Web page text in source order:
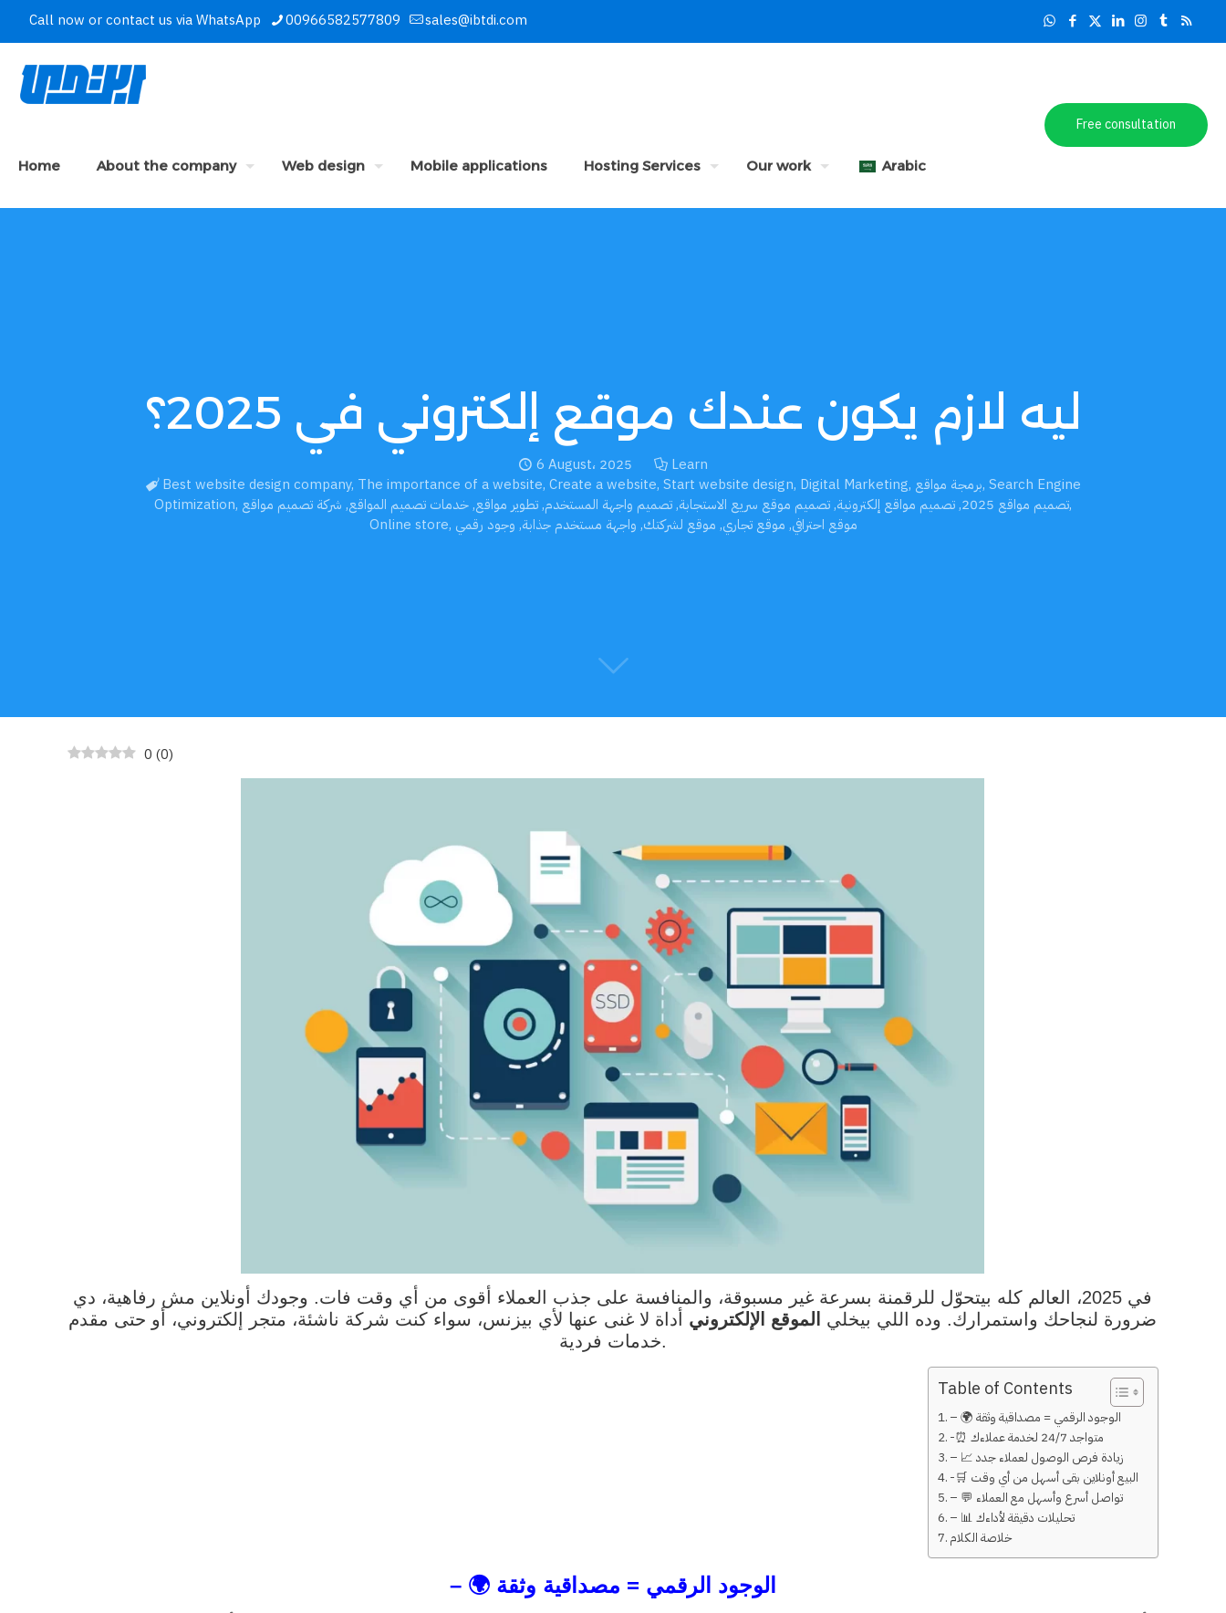
Call now or contact us via WhatsApp 00966582577809 sales@ibtdi.com
Home About the company Web design Mobile applications Hosting Services Our work Arabic
Free consultation
ليه لازم يكون عندك موقع إلكتروني في 2025؟
6 August، 2025
Learn
Best website design company, The importance of a website, Create a website, Start website design, Digital Marketing, برمجة مواقع, Search Engine
Optimization, تصميم مواقع 2025 , تصميم مواقع إلكترونية, تصميم موقع سريع الاستجابة, تصميم واجهة المستخدم, تطوير مواقع, خدمات تصميم المواقع, شركة تصميم مواقع
,
Online store, موقع احترافي, موقع تجاري, موقع لشركتك, واجهة مستخدم جذابة, وجود رقمي
0 (0)
في 2025، العالم كله بيتحوّل للرقمنة بسرعة غير مسبوقة، والمنافسة على جذب العملاء أقوى من أي وقت فات. وجودك أونلاين مش رفاهية، دي
ضرورة لنجاحك واستمرارك. وده اللي بيخلي
الموقع الإلكتروني أداة لا غنى عنها لأي بيزنس، سواء كنت شركة ناشئة، متجر إلكتروني، أو حتى مقدم
خدمات فردية.
Table of Contents
– 🌍 الوجود الرقمي = مصداقية وثقة
-⏰ متواجد 24/7 لخدمة عملاءك
– 📈 زيادة فرص الوصول لعملاء جدد
-🛒 البيع أونلاين بقى أسهل من أي وقت
– 💬 تواصل أسرع وأسهل مع العملاء
– 📊 تحليلات دقيقة لأداءك
خلاصة الكلام
– 🌍 الوجود الرقمي = مصداقية وثقة